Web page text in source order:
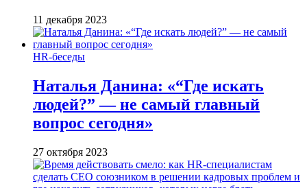
11 декабря 2023
HR-беседы
Наталья Данина: «“Где искать
людей?” — не самый главный
вопрос сегодня»
27 октября 2023